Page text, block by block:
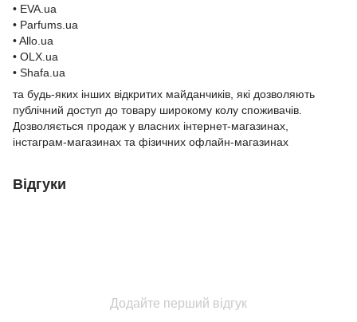
• EVA.ua
• Parfums.ua
• Allo.ua
• OLX.ua
• Shafa.ua
та будь-яких інших відкритих майданчиків, які дозволяють
публічний доступ до товару широкому колу споживачів.
Дозволяється продаж у власних інтернет-магазинах,
інстаграм-магазинах та фізичних офлайн-магазинах
Відгуки
Додайте перший відгук